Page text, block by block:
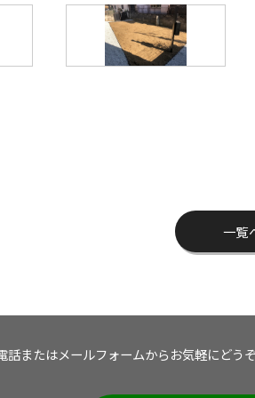
一覧
話またはメールフォームからお気軽にどう